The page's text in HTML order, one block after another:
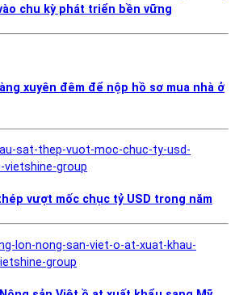
chu kỳ phát triển bền vững
xuyên đêm để nộp hồ sơ mua nhà ở
vượt mốc chục tỷ USD trong năm